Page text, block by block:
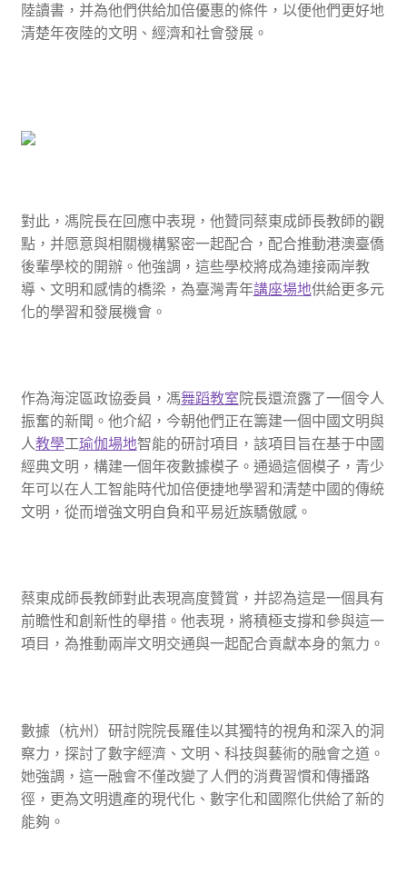
陸讀書，并為他們供給加倍優惠的條件，以便他們更好地
清楚年夜陸的文明、經濟和社會發展。
對此，馮院長在回應中表現，他贊同蔡東成師長教師的觀
點，并愿意與相關機構緊密一起配合，配合推動港澳臺僑
後輩學校的開辦。他強調，這些學校將成為連接兩岸教
導、文明和感情的橋梁，為臺灣青年講座場地供給更多元
化的學習和發展機會。
作為海淀區政協委員，馮舞蹈教室院長還流露了一個令人
振奮的新聞。他介紹，今朝他們正在籌建一個中國文明與
人教學工瑜伽場地智能的研討項目，該項目旨在基于中國
經典文明，構建一個年夜數據模子。通過這個模子，青少
年可以在人工智能時代加倍便捷地學習和清楚中國的傳統
文明，從而增強文明自負和平易近族驕傲感。
蔡東成師長教師對此表現高度贊賞，并認為這是一個具有
前瞻性和創新性的舉措。他表現，將積極支撐和參與這一
項目，為推動兩岸文明交通與一起配合貢獻本身的氣力。
數據（杭州）研討院院長羅佳以其獨特的視角和深入的洞
察力，探討了數字經濟、文明、科技與藝術的融會之道。
她強調，這一融會不僅改變了人們的消費習慣和傳播路
徑，更為文明遺產的現代化、數字化和國際化供給了新的
能夠。